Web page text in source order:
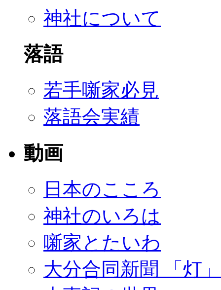
神社について
落語
若手噺家必見
落語会実績
動画
日本のこころ
神社のいろは
噺家とたいわ
大分合同新聞 「灯」